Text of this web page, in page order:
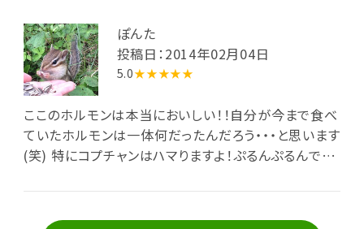
ぽんた
投稿日：2014年02月04日
5.0★★★★★
ここのホルモンは本当においしい！！自分が今まで食べ
ていたホルモンは一体何だったんだろう・・・と思います
(笑) 特にコプチャンはハマりますよ！ぷるんぷるんで口
なくて、甘いんです！！女性でもぺろっといけちゃいます
♪思い出しただけで、また食べたくなる～（＾＾）